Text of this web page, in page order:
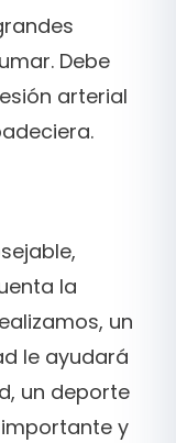
Debe
arterial
la
un
le ayudará
un deporte
y